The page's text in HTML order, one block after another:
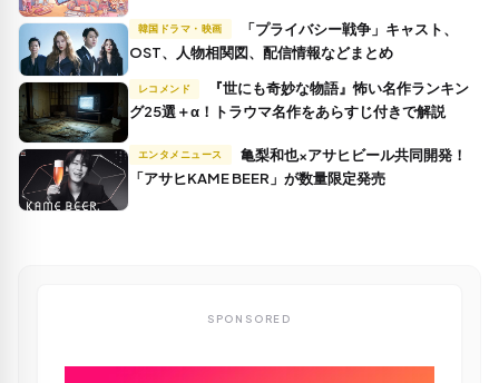
韓国ドラマ・映画
OST、人物相関図、配信情報などまとめ
レコメンド
グ25選＋α！トラウマ名作をあらすじ付きで解説
エンタメニュース
「アサヒKAME BEER」が数量限定発売
SPONSORED